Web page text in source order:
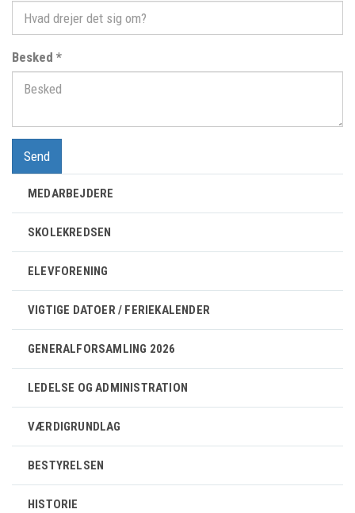
Besked *
Send
MEDARBEJDERE
SKOLEKREDSEN
ELEVFORENING
VIGTIGE DATOER / FERIEKALENDER
GENERALFORSAMLING 2026
LEDELSE OG ADMINISTRATION
VÆRDIGRUNDLAG
BESTYRELSEN
HISTORIE